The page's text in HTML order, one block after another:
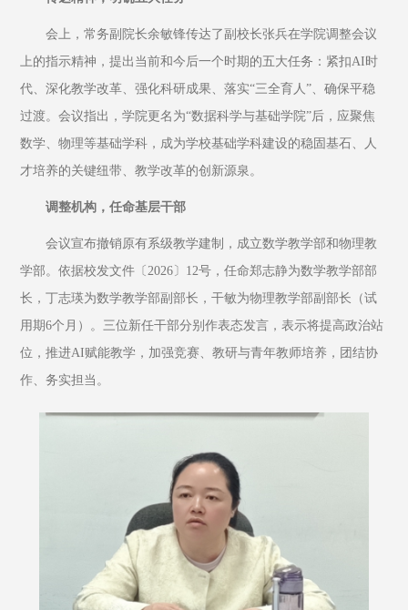
会上，常务副院长余敏锋传达了副校长张兵在学院调整会议
上的指示精神，提出当前和今后一个时期的五大任务：紧扣AI时
代、深化教学改革、强化科研成果、落实“三全育人”、确保平稳
过渡。会议指出，学院更名为“数据科学与基础学院”后，应聚焦
数学、物理等基础学科，成为学校基础学科建设的稳固基石、人
才培养的关键纽带、教学改革的创新源泉。
调整机构，任命基层干部
会议宣布撤销原有系级教学建制，成立数学教学部和物理教
学部。依据校发文件〔2026〕12号，任命郑志静为数学教学部部
长，丁志瑛为数学教学部副部长，干敏为物理教学部副部长（试
用期6个月）。三位新任干部分别作表态发言，表示将提高政治站
位，推进AI赋能教学，加强竞赛、教研与青年教师培养，团结协
作、务实担当。